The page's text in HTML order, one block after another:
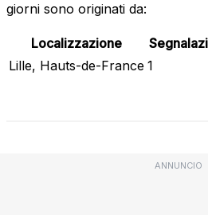
giorni sono originati da:
Localizzazione
Lille, Hauts-de-France 1
ANNUNCIO